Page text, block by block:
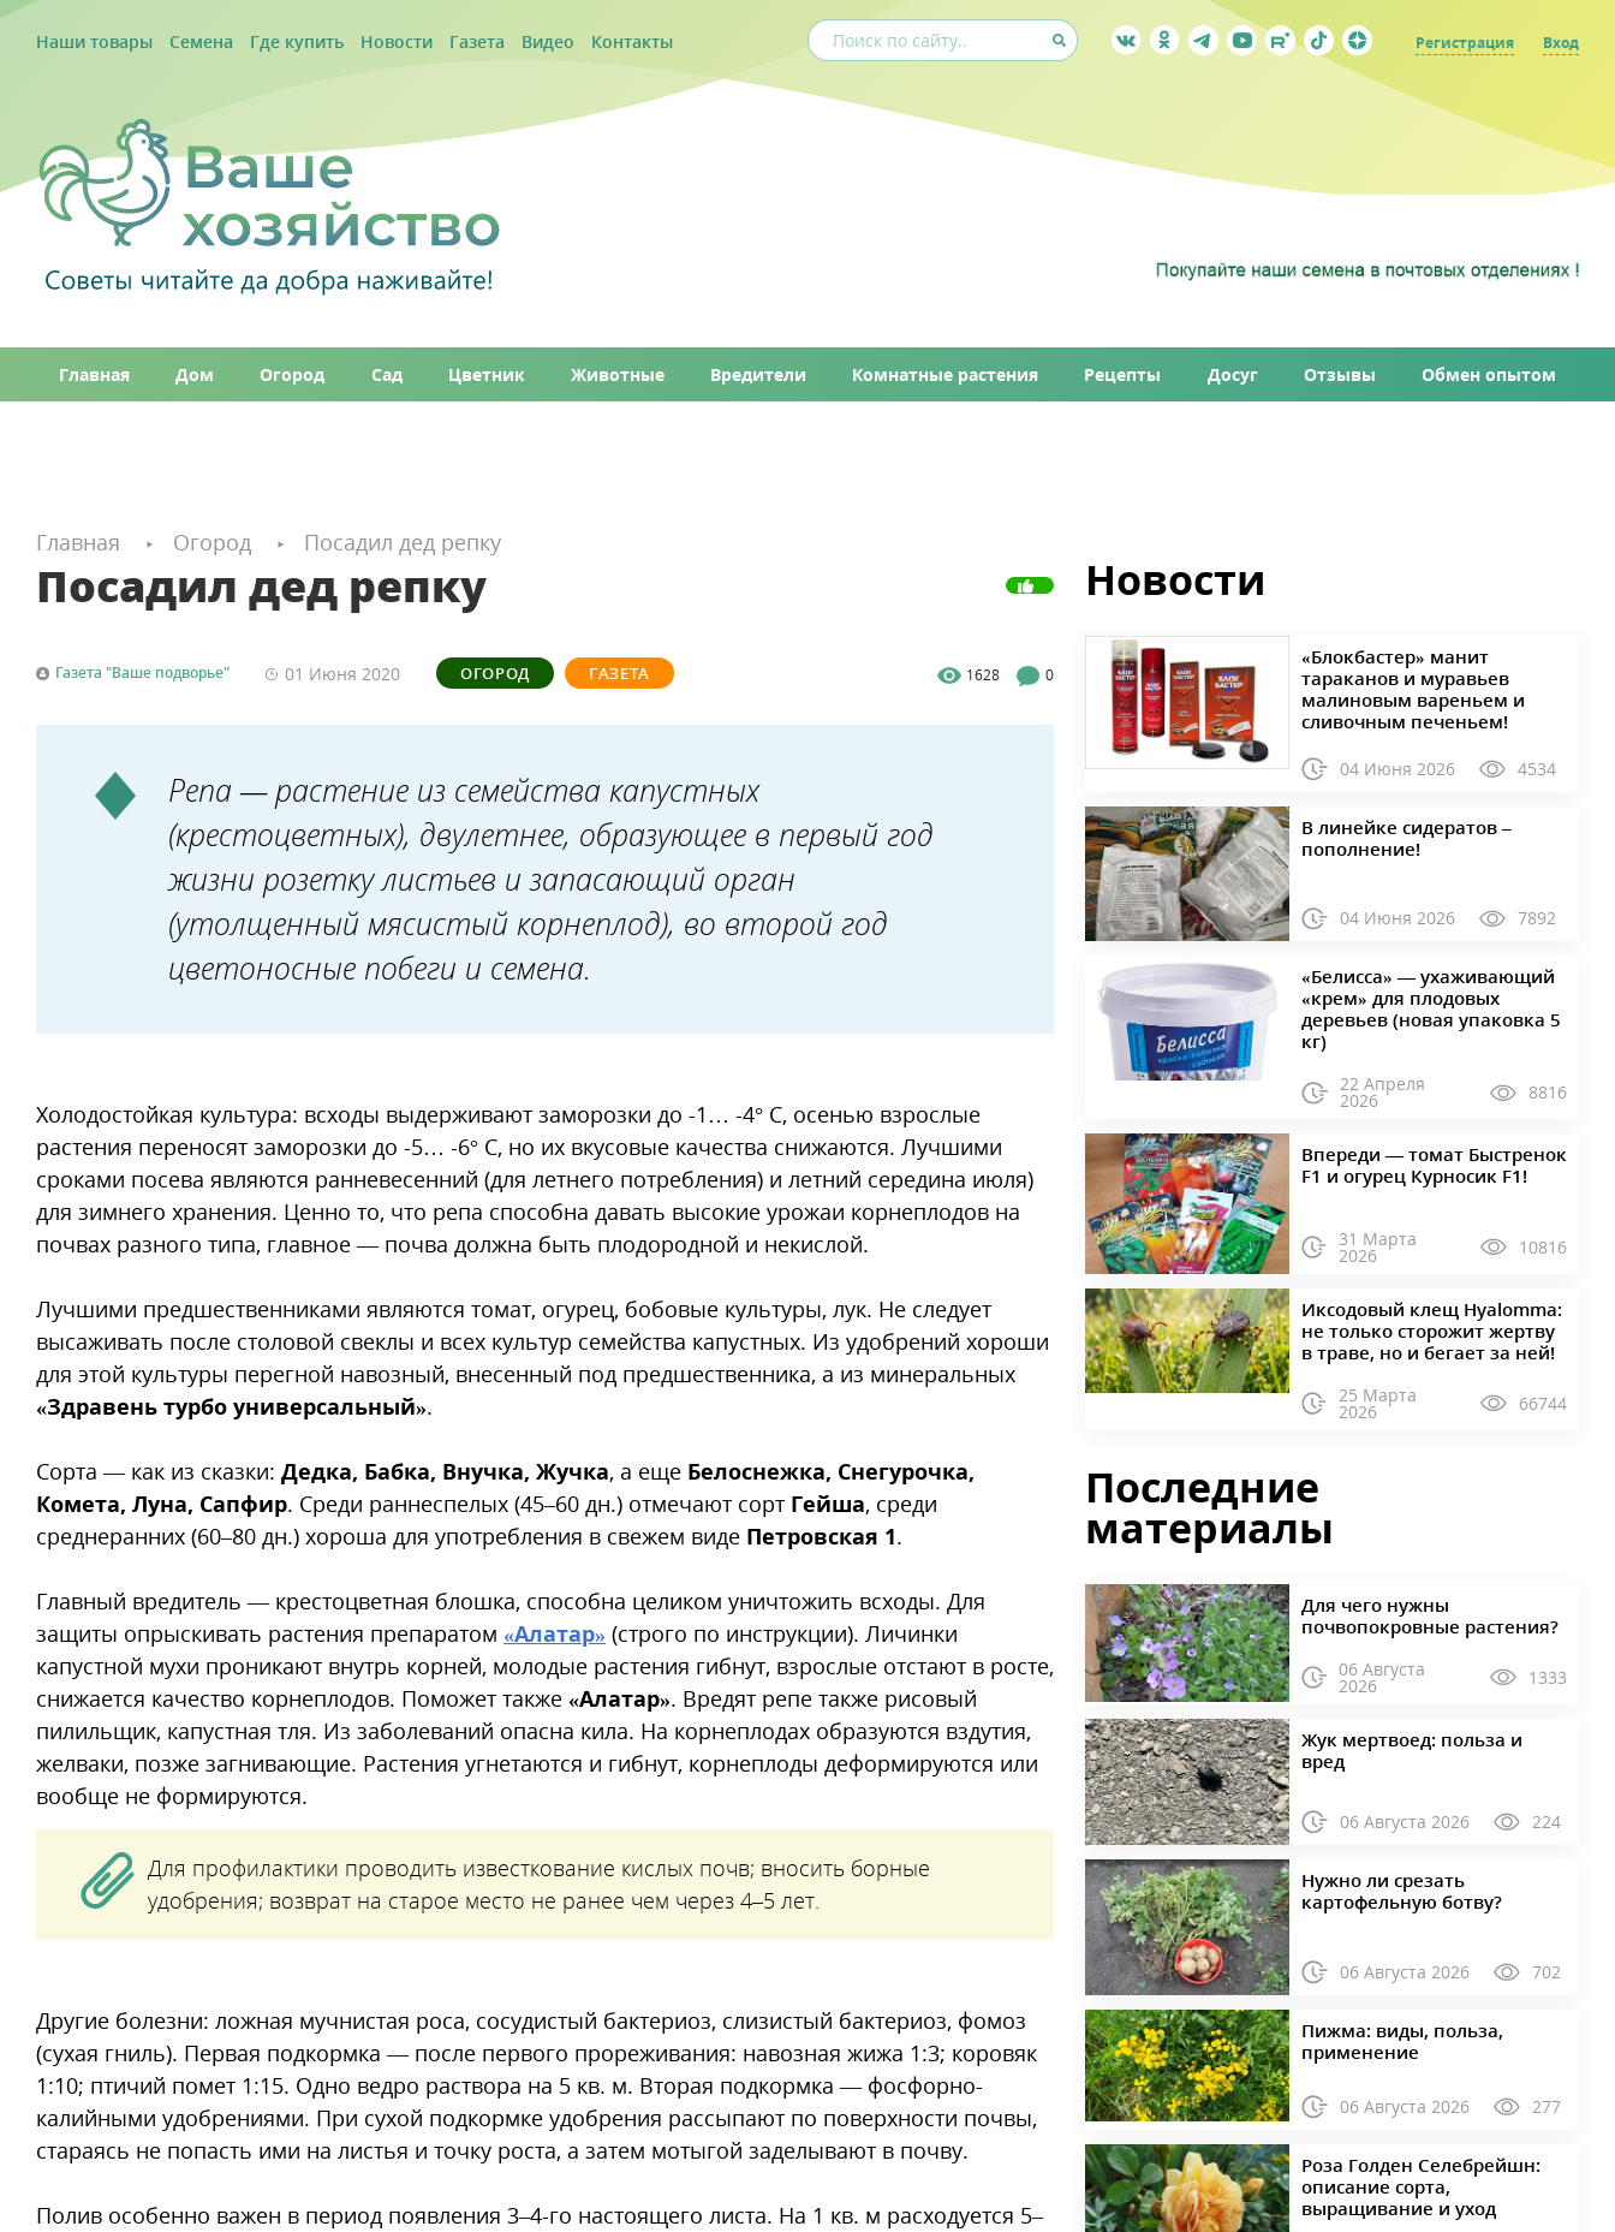
Наши товары Семена Где купить Новости Газета Видео Контакты Регистрация Вход
Главная Дом Огород Сад Цветник Животные Вредители Комнатные растения Рецепты Досуг Отзывы Обмен опытом
Главная Огород Посадил дед репку
Посадил дед репку
Газета "Ваше подворье" 01 Июня 2020 ОГОРОД ГАЗЕТА 1628 0
Репа — растение из семейства капустных
(крестоцветных), двулетнее, образующее в первый год
жизни розетку листьев и запасающий орган
(утолщенный мясистый корнеплод), во второй год
цветоносные побеги и семена.
Холодостойкая культура: всходы выдерживают заморозки до -1… -4° C, осенью взрослые
растения переносят заморозки до -5… -6° C, но их вкусовые качества снижаются. Лучшими
сроками посева являются ранневесенний (для летнего потребления) и летний середина июля)
для зимнего хранения. Ценно то, что репа способна давать высокие урожаи корнеплодов на
почвах разного типа, главное — почва должна быть плодородной и некислой.
Лучшими предшественниками являются томат, огурец, бобовые культуры, лук. Не следует
высаживать после столовой свеклы и всех культур семейства капустных. Из удобрений хороши
для этой культуры перегной навозный, внесенный под предшественника, а из минеральных
«Здравень турбо универсальный».
Сорта — как из сказки: Дедка, Бабка, Внучка, Жучка, а еще Белоснежка, Снегурочка,
Комета, Луна, Сапфир. Среди раннеспелых (45–60 дн.) отмечают сорт Гейша, среди
среднеранних (60–80 дн.) хороша для употребления в свежем виде Петровская 1.
Главный вредитель — крестоцветная блошка, способна целиком уничтожить всходы. Для
защиты опрыскивать растения препаратом «Алатар» (строго по инструкции). Личинки
капустной мухи проникают внутрь корней, молодые растения гибнут, взрослые отстают в росте,
снижается качество корнеплодов. Поможет также «Алатар». Вредят репе также рисовый
пилильщик, капустная тля. Из заболеваний опасна кила. На корнеплодах образуются вздутия,
желваки, позже загнивающие. Растения угнетаются и гибнут, корнеплоды деформируются или
вообще не формируются.
Для профилактики проводить известкование кислых почв; вносить борные
удобрения; возврат на старое место не ранее чем через 4–5 лет.
Другие болезни: ложная мучнистая роса, сосудистый бактериоз, слизистый бактериоз, фомоз
(сухая гниль). Первая подкормка — после первого прореживания: навозная жижа 1:3; коровяк
1:10; птичий помет 1:15. Одно ведро раствора на 5 кв. м. Вторая подкормка — фосфорно-
калийными удобрениями. При сухой подкормке удобрения рассыпают по поверхности почвы,
стараясь не попасть ими на листья и точку роста, а затем мотыгой заделывают в почву.
Полив особенно важен в период появления 3–4-го настоящего листа. На 1 кв. м расходуется 5–
Новости
«Блокбастер» манит
тараканов и муравьев
малиновым вареньем и
сливочным печеньем!
04 Июня 2026 4534
В линейке сидератов –
пополнение!
04 Июня 2026 7892
«Белисса» — ухаживающий
«крем» для плодовых
деревьев (новая упаковка 5
кг)
22 Апреля
2026 8816
Впереди — томат Быстренок
F1 и огурец Курносик F1!
31 Марта
2026 10816
Иксодовый клещ Hyalomma:
не только сторожит жертву
в траве, но и бегает за ней!
25 Марта
2026 66744
Последние
материалы
Для чего нужны
почвопокровные растения?
06 Августа
2026 1333
Жук мертвоед: польза и
вред
06 Августа 2026 224
Нужно ли срезать
картофельную ботву?
06 Августа 2026 702
Пижма: виды, польза,
применение
06 Августа 2026 277
Роза Голден Селебрейшн:
описание сорта,
выращивание и уход